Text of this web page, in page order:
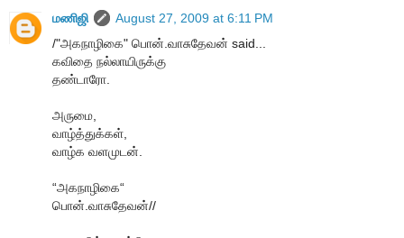
மணிஜி
August 27, 2009 at 6:11 PM
/"அகநாழிகை" பொன்.வாசுதேவன் said...
கவிதை நல்லாயிருக்கு
தண்டாரோ.
அருமை,
வாழ்த்துக்கள்,
வாழ்க வளமுடன்.
“அகநாழிகை“
பொன்.வாசுதேவன்//